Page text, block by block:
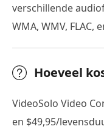
verschillende
WMA, WMV, FLAC,
Hoeveel
VideoSolo Video
en $49,95/